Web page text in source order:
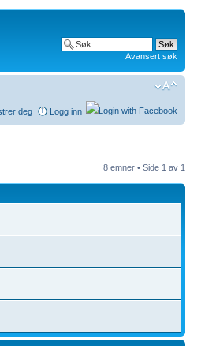
Avansert søk
deg Logg inn
8 emner • Side 1 av 1